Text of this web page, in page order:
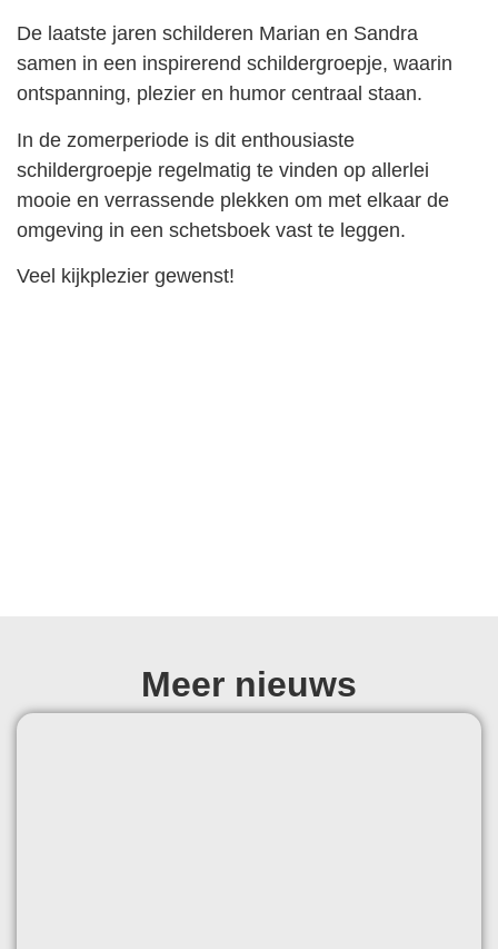
De laatste jaren schilderen Marian en Sandra
samen in een inspirerend schildergroepje, waarin
ontspanning, plezier en humor centraal staan.
In de zomerperiode is dit enthousiaste
schildergroepje regelmatig te vinden op allerlei
mooie en verrassende plekken om met elkaar de
omgeving in een schetsboek vast te leggen.
Veel kijkplezier gewenst!
Meer nieuws